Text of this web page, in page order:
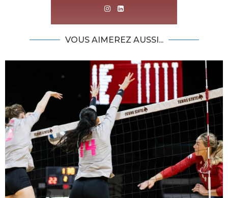
VOUS AIMEREZ AUSSI...